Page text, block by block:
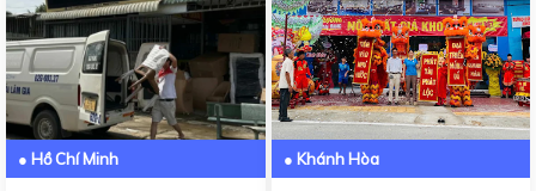
● Hồ Chí Minh ● Khánh Hòa